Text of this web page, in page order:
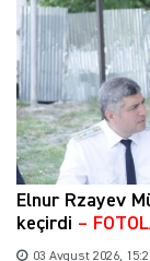
Elnur Rzayev
keçirdi –
03 Avqust 2026,